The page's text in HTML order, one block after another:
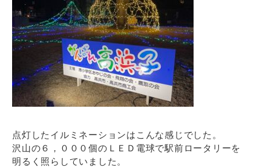
点灯したイルミネーションはこんな感じでした。
沢山の６，０００個のＬＥＤ電球で駅前ロータリーを
明るく照らしていました。